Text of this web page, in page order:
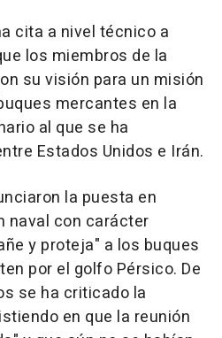
cita a nivel técnico a
los miembros de la
su visión para un misión
mercantes en la
al que se ha
Estados Unidos e Irán.
la puesta en
naval con carácter
y proteja" a los buques
por el golfo Pérsico. De
se ha criticado la
en que la reunión